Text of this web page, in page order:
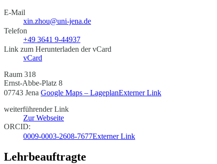
E-Mail
xin.zhou@uni-jena.de
Telefon
+49 3641 9-44937
Link zum Herunterladen der vCard
vCard
Raum 318
Ernst-Abbe-Platz 8
07743 Jena Google Maps – LageplanExterner Link
weiterführender Link
Zur Webseite
ORCID:
0009-0003-2608-7677Externer Link
Lehrbeauftragte